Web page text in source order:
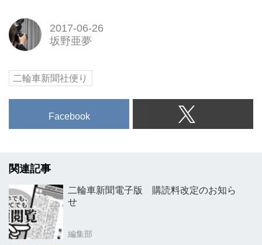
2017-06-26
坂野亜夢
二輪車新聞社便り
Facebook
関連記事
二輪車新聞電子版 購読料改定のお知ら
せ
編集部